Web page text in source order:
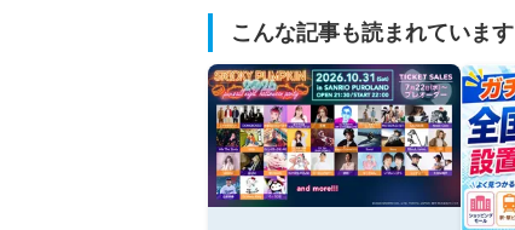
こんな記事も読まれています